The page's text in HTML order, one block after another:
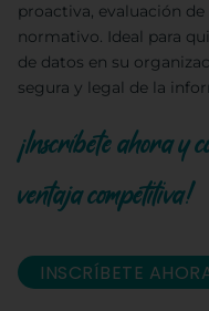
proactiva, evaluación
normativo. Ideal para
de datos en su
segura y legal de la
¡Inscríbete ahora y
ventaja competitiva!
INSCRÍBETE